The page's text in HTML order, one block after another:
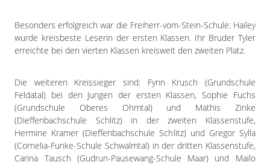
Besonders erfolgreich war die Freiherr-vom-Stein-Schule: Hailey
wurde kreisbeste Leserin der ersten Klassen. Ihr Bruder Tyler
erreichte bei den vierten Klassen kreisweit den zweiten Platz.
Die weiteren Kreissieger sind: Fynn Krusch (Grundschule
Feldatal) bei den Jungen der ersten Klassen, Sophie Fuchs
(Grundschule Oberes Ohmtal) und Mathis Zinke
(Dieffenbachschule Schlitz) in der zweiten Klassenstufe,
Hermine Kramer (Dieffenbachschule Schlitz) und Gregor Sylla
(Cornelia-Funke-Schule Schwalmtal) in der dritten Klassenstufe,
Carina Tausch (Gudrun-Pausewang-Schule Maar) und Mailo